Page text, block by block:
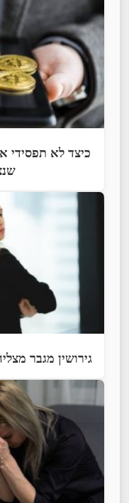
כיצד לא תפסידי
גירושין מגבר מצליח: 24 דברים שאת חייבת